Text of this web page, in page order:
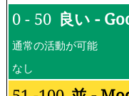
0 - 50 良い -
通常の活動が可能
なし